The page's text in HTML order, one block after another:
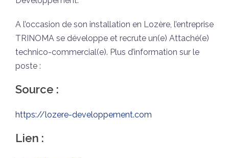
A l’occasion de son installation en Lozère, l’entreprise
TRINOMA se développe et recrute un(e) Attaché(e)
technico-commercial(e). Plus d’information sur le
poste :
Source :
https://lozere-developpement.com
Lien :